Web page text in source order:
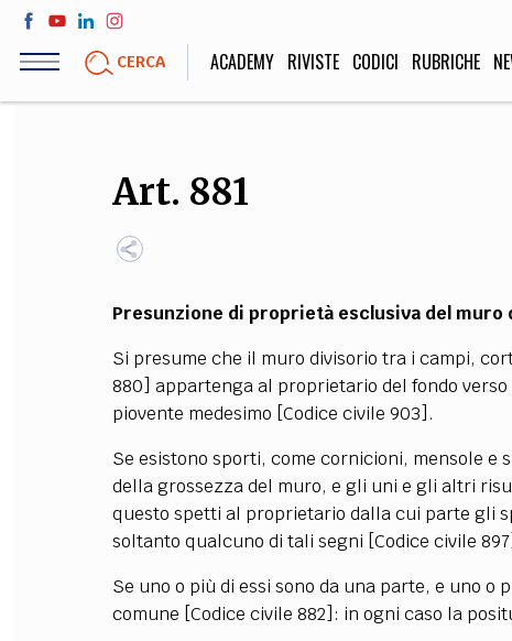
Salta
contenuto
CERCA ACADEMY RIVISTE CODICI RUBRICHE
LIFE STYLE
Sport, Cucina, Viaggi,
Moda
STORIA E
Scienze
umanistiche,
FILODIRITTO
Art. 881
Presunzione di proprietà esclusiva del muro
Si presume che il muro divisorio tra i campi,
880] appartenga al proprietario del fondo
piovente medesimo [Codice civile 903].
Se esistono sporti, come cornicioni, mensole e
della grossezza del muro, e gli uni e gli altri
questo spetti al proprietario dalla cui parte gli
soltanto qualcuno di tali segni [Codice civile
Se uno o più di essi sono da una parte, e uno
comune [Codice civile 882]: in ogni caso la